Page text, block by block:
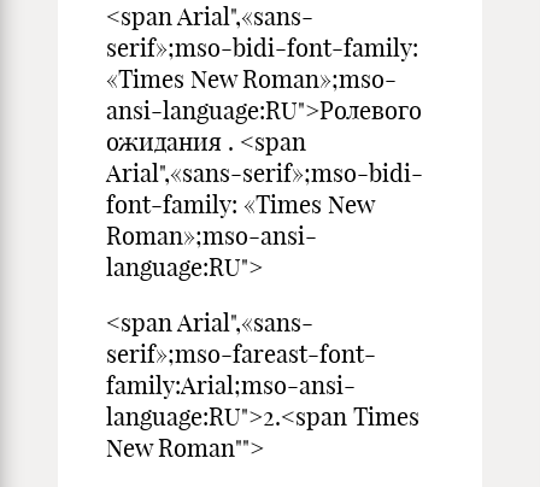
<span Arial",«sans-
serif»;mso-bidi-font-family:
«Times New Roman»;mso-
ansi-language:RU">Ролевого
ожидания . <span
Arial",«sans-serif»;mso-bidi-
font-family: «Times New
Roman»;mso-ansi-
language:RU">
<span Arial",«sans-
serif»;mso-fareast-font-
family:Arial;mso-ansi-
language:RU">2.<span Times
New Roman"">